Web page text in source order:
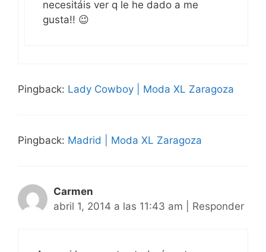
necesitáis ver q le he dado a me
gusta!! 😉
Pingback: Lady Cowboy | Moda XL Zaragoza
Pingback: Madrid | Moda XL Zaragoza
Carmen
abril 1, 2014 a las 11:43 am
Responder